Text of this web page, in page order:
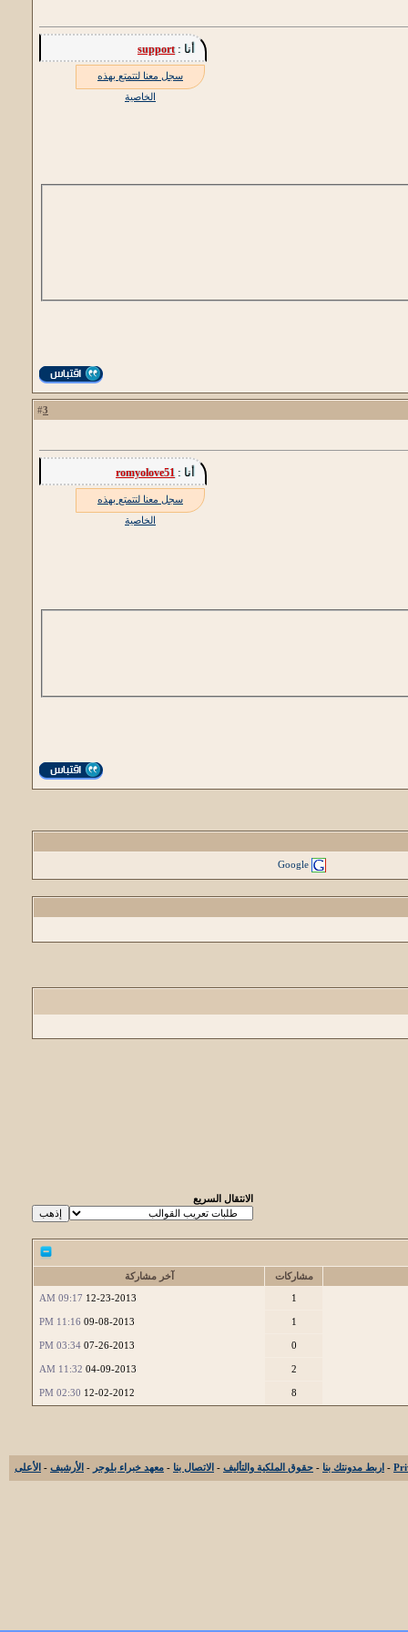
أنا :support
سجل معنا لتتمتع بهذه
الخاصية
3
أنا : romyolove51
سجل معنا لتتمتع بهذه
الخاصية
Google
الانتقال السريع
مشاركات
آخر مشاركة
1
12-23-2013
09:17 AM
1
09-08-2013
11:16 PM
0
07-26-2013
03:34 PM
2
04-09-2013
11:32 AM
8
12-02-2012
02:30 PM
- اربط مدونتك بنا - حقوق الملكية والتأليف - الاتصال بنا - معهد خبراء بلوجر - الأرشيف - الأعلى